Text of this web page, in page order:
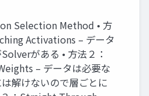
Selection Method • 方
Activations – データ
がある • 方法２：
– データは必要な
解けないので層ごとに